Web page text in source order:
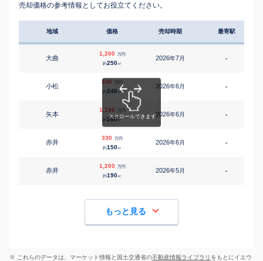
売却価格の参考情報としてお役立てください。
地域 価格 売却時期 最寄駅
大曲
1,200 万円
約250㎡
2026年7月 -
小松
340 万円
約240 ㎡
2026年6月 -
矢本
1,150 万円
約260㎡
2026年6月 -
赤井
330 万円
約150㎡
2026年6月 -
赤井
1,200 万円
約190㎡
2026年5月 -
もっと見る
※ これらのデータは、マーケット情報と国土交通省の不動産情報ライブラリ をもとにイエウ